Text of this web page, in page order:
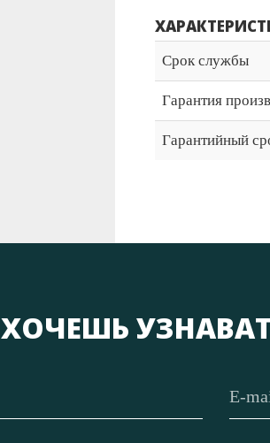
Срок службы
Гарантия
Гарантийный
ХОЧЕШЬ